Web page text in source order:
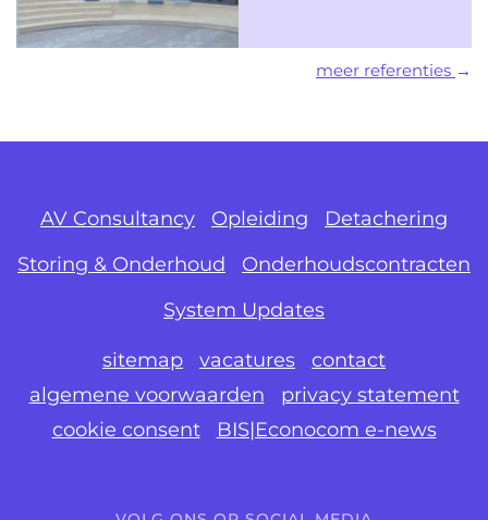
meer referenties
AV Consultancy Opleiding
Detachering
Storing & Onderhoud
Onderhoudscontracten
System Updates
sitemap vacatures
contact
algemene voorwaarden
privacy statement
cookie consent
BIS|Econocom e-news